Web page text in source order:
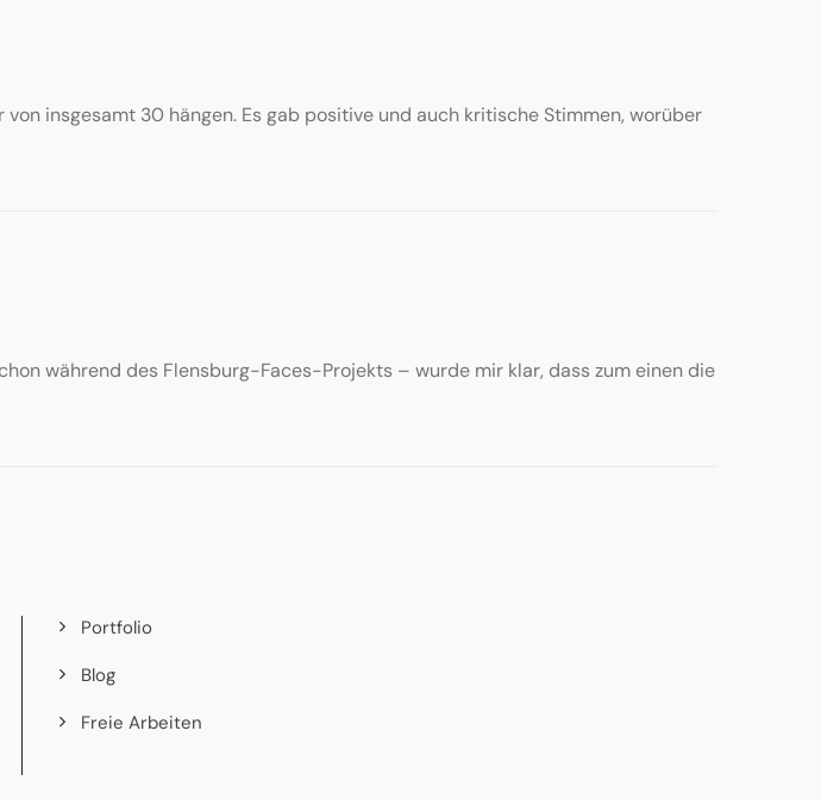
insgesamt 30 hängen. Es gab positive und auch kritische Stimmen, worüber
während des Flensburg-Faces-Projekts – wurde mir klar, dass zum einen die
Portfolio
Blog
Freie Arbeiten